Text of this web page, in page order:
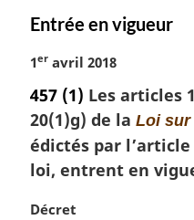
r
i
n
a
l
e
:
Entrée en vigueur
N
t
e
m
a
r
g
1er avril 2018
457 (1) Les articles
20(1)g) de la Loi sur
édictés par
loi, entrent en
N
Décret